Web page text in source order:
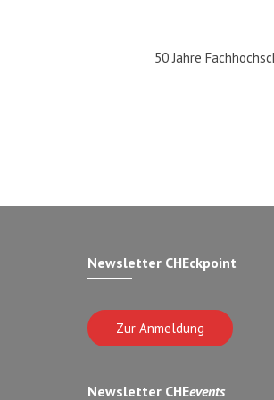
50 Jahre
Newsletter CHEckpoint
Zur Anmeldung
Newsletter CHEevents